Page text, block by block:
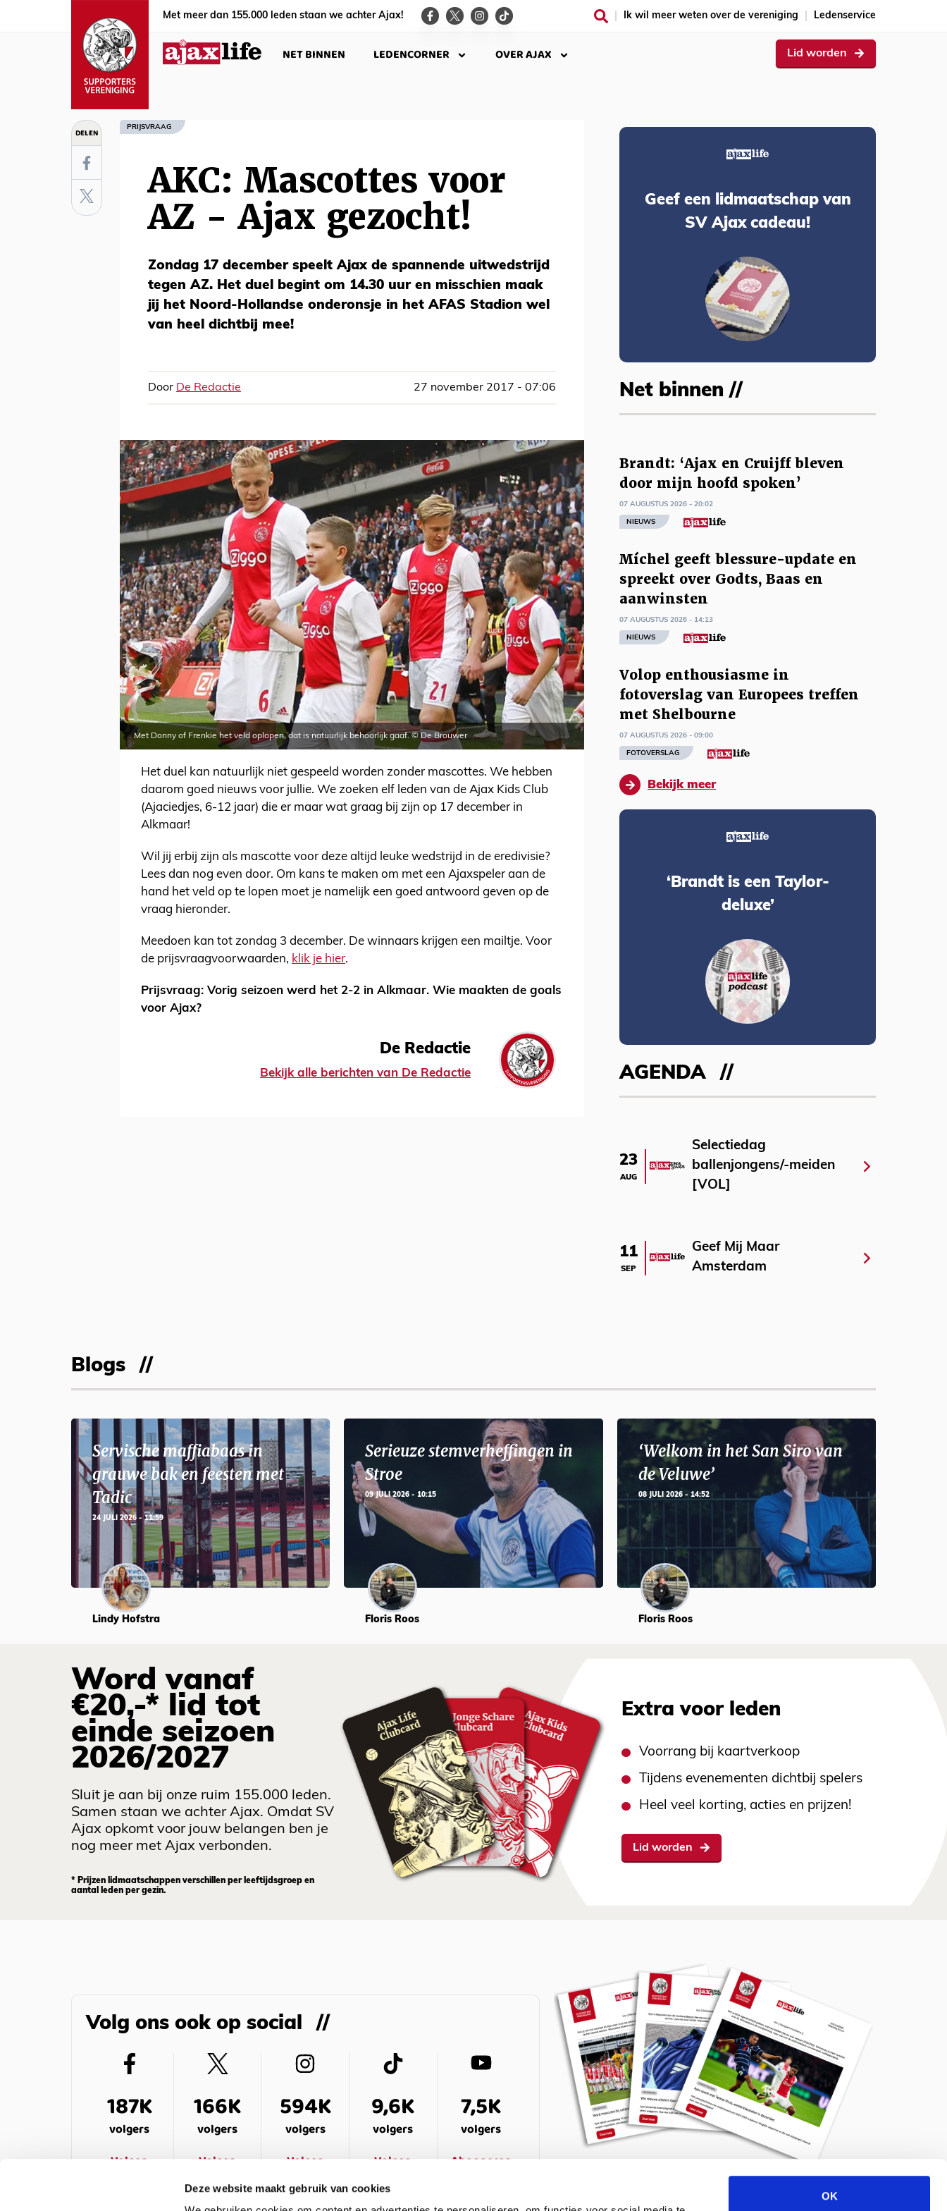
Deze website maakt gebruik van cookies
OK
Met meer dan 155.000 leden staan we achter Ajax! Ik wil meer weten over de vereniging Ledenservice
NET BINNEN LEDENCORNER OVER AJAX Lid worden
DELEN PRIJSVRAAG
AKC: Mascottes voor
AZ - Ajax gezocht!
Zondag 17 december speelt Ajax de spannende uitwedstrijd
tegen AZ. Het duel begint om 14.30 uur en misschien maak
jij het Noord-Hollandse onderonsje in het AFAS Stadion wel
van heel dichtbij mee!
Door De Redactie 27 november 2017 - 07:06
Met Donny of Frenkie het veld oplopen, dat is natuurlijk behoorlijk gaaf. © De Brouwer
Het duel kan natuurlijk niet gespeeld worden zonder mascottes. We hebben
daarom goed nieuws voor jullie. We zoeken elf leden van de Ajax Kids Club
(Ajaciedjes, 6-12 jaar) die er maar wat graag bij zijn op 17 december in
Alkmaar!
Wil jij erbij zijn als mascotte voor deze altijd leuke wedstrijd in de eredivisie?
Lees dan nog even door. Om kans te maken om met een Ajaxspeler aan de
hand het veld op te lopen moet je namelijk een goed antwoord geven op de
vraag hieronder.
Meedoen kan tot zondag 3 december. De winnaars krijgen een mailtje. Voor
de prijsvraagvoorwaarden, klik je hier.
Prijsvraag: Vorig seizoen werd het 2-2 in Alkmaar. Wie maakten de goals
voor Ajax?
De Redactie
Bekijk alle berichten van De Redactie
Geef een lidmaatschap van
SV Ajax cadeau!
Net binnen //
Brandt: ‘Ajax en Cruijff bleven
door mijn hoofd spoken’
07 AUGUSTUS 2026 - 20:02
NIEUWS
Míchel geeft blessure-update en
spreekt over Godts, Baas en
aanwinsten
07 AUGUSTUS 2026 - 14:13
NIEUWS
Volop enthousiasme in
fotoverslag van Europees treffen
met Shelbourne
07 AUGUSTUS 2026 - 09:00
FOTOVERSLAG
Bekijk meer
‘Brandt is een Taylor-
deluxe’
AGENDA
23
AUG
Selectiedag
ballenjongens/-meiden
[VOL]
11
SEP
Geef Mij Maar
Amsterdam
Blogs
Servische maffiabaas in
grauwe bak en feesten met
Tadic
24 JULI 2026 - 11:59
Lindy Hofstra
Serieuze stemverheffingen in
Stroe
09 JULI 2026 - 10:15
Floris Roos
‘Welkom in het San Siro van
de Veluwe’
08 JULI 2026 - 14:52
Floris Roos
Word vanaf
€20,-* lid tot
einde seizoen
2026/2027
Sluit je aan bij onze ruim 155.000 leden.
Samen staan we achter Ajax. Omdat SV
Ajax opkomt voor jouw belangen ben je
nog meer met Ajax verbonden.
* Prijzen lidmaatschappen verschillen per leeftijdsgroep en
aantal leden per gezin.
Extra voor leden
Voorrang bij kaartverkoop
Tijdens evenementen dichtbij spelers
Heel veel korting, acties en prijzen!
Lid worden
Volg ons ook op social
187K
volgers
Volgen
166K
volgers
Volgen
594K
volgers
Volgen
9,6K
volgers
Volgen
7,5K
volgers
Abonneren
Meld je aan voor de nieuwsbrief